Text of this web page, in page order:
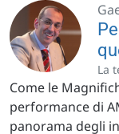
La
Come le
performance di
panorama degli